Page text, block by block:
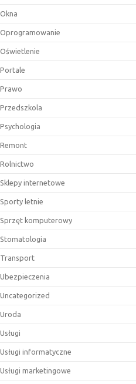
Okna
Oprogramowanie
Oświetlenie
Portale
Prawo
Przedszkola
Psychologia
Remont
Rolnictwo
Sklepy internetowe
Sporty letnie
Sprzęt komputerowy
Stomatologia
Transport
Ubezpieczenia
Uncategorized
Uroda
Usługi
Usługi informatyczne
Usługi marketingowe